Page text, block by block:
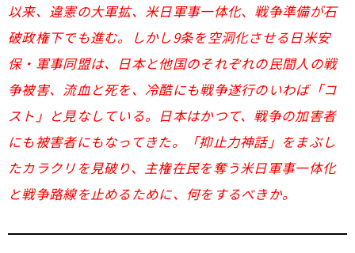
以来、違憲の大軍拡、米日軍事一体化、戦争準備が石
破政権下でも進む。しかし9条を空洞化させる日米安
保・軍事同盟は、日本と他国のそれぞれの民間人の戦
争被害、流血と死を、冷酷にも戦争遂行のいわば「コ
スト」と見なしている。日本はかつて、戦争の加害者
にも被害者にもなってきた。「抑止力神話」をまぶし
たカラクリを見破り、主権在民を奪う米日軍事一体化
と戦争路線を止めるために、何をするべきか。